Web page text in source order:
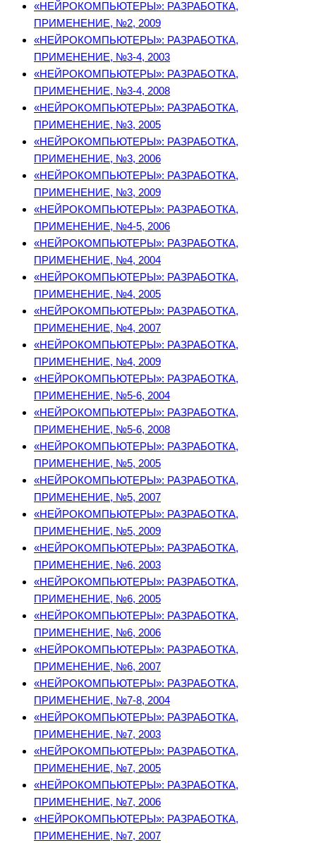
«НЕЙРОКОМПЬЮТЕРЫ»: РАЗРАБОТКА,
ПРИМЕНЕНИЕ, №2, 2009
«НЕЙРОКОМПЬЮТЕРЫ»: РАЗРАБОТКА,
ПРИМЕНЕНИЕ, №3-4, 2003
«НЕЙРОКОМПЬЮТЕРЫ»: РАЗРАБОТКА,
ПРИМЕНЕНИЕ, №3-4, 2008
«НЕЙРОКОМПЬЮТЕРЫ»: РАЗРАБОТКА,
ПРИМЕНЕНИЕ, №3, 2005
«НЕЙРОКОМПЬЮТЕРЫ»: РАЗРАБОТКА,
ПРИМЕНЕНИЕ, №3, 2006
«НЕЙРОКОМПЬЮТЕРЫ»: РАЗРАБОТКА,
ПРИМЕНЕНИЕ, №3, 2009
«НЕЙРОКОМПЬЮТЕРЫ»: РАЗРАБОТКА,
ПРИМЕНЕНИЕ, №4-5, 2006
«НЕЙРОКОМПЬЮТЕРЫ»: РАЗРАБОТКА,
ПРИМЕНЕНИЕ, №4, 2004
«НЕЙРОКОМПЬЮТЕРЫ»: РАЗРАБОТКА,
ПРИМЕНЕНИЕ, №4, 2005
«НЕЙРОКОМПЬЮТЕРЫ»: РАЗРАБОТКА,
ПРИМЕНЕНИЕ, №4, 2007
«НЕЙРОКОМПЬЮТЕРЫ»: РАЗРАБОТКА,
ПРИМЕНЕНИЕ, №4, 2009
«НЕЙРОКОМПЬЮТЕРЫ»: РАЗРАБОТКА,
ПРИМЕНЕНИЕ, №5-6, 2004
«НЕЙРОКОМПЬЮТЕРЫ»: РАЗРАБОТКА,
ПРИМЕНЕНИЕ, №5-6, 2008
«НЕЙРОКОМПЬЮТЕРЫ»: РАЗРАБОТКА,
ПРИМЕНЕНИЕ, №5, 2005
«НЕЙРОКОМПЬЮТЕРЫ»: РАЗРАБОТКА,
ПРИМЕНЕНИЕ, №5, 2007
«НЕЙРОКОМПЬЮТЕРЫ»: РАЗРАБОТКА,
ПРИМЕНЕНИЕ, №5, 2009
«НЕЙРОКОМПЬЮТЕРЫ»: РАЗРАБОТКА,
ПРИМЕНЕНИЕ, №6, 2003
«НЕЙРОКОМПЬЮТЕРЫ»: РАЗРАБОТКА,
ПРИМЕНЕНИЕ, №6, 2005
«НЕЙРОКОМПЬЮТЕРЫ»: РАЗРАБОТКА,
ПРИМЕНЕНИЕ, №6, 2006
«НЕЙРОКОМПЬЮТЕРЫ»: РАЗРАБОТКА,
ПРИМЕНЕНИЕ, №6, 2007
«НЕЙРОКОМПЬЮТЕРЫ»: РАЗРАБОТКА,
ПРИМЕНЕНИЕ, №7-8, 2004
«НЕЙРОКОМПЬЮТЕРЫ»: РАЗРАБОТКА,
ПРИМЕНЕНИЕ, №7, 2003
«НЕЙРОКОМПЬЮТЕРЫ»: РАЗРАБОТКА,
ПРИМЕНЕНИЕ, №7, 2005
«НЕЙРОКОМПЬЮТЕРЫ»: РАЗРАБОТКА,
ПРИМЕНЕНИЕ, №7, 2006
«НЕЙРОКОМПЬЮТЕРЫ»: РАЗРАБОТКА,
ПРИМЕНЕНИЕ, №7, 2007